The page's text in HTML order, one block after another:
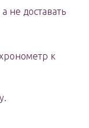
не доставать
к